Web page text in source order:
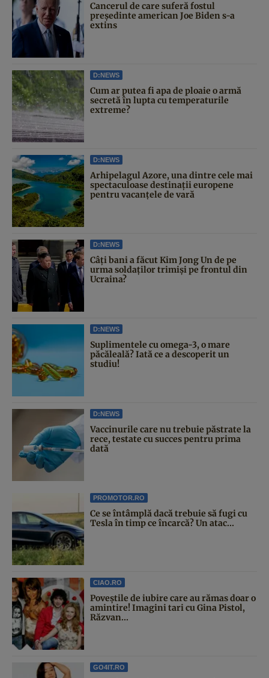
Cancerul de care suferă fostul
președinte american Joe Biden s-a
extins
D:NEWS
Cum ar putea fi apa de ploaie o armă
secretă în lupta cu temperaturile
extreme?
D:NEWS
Arhipelagul Azore, una dintre cele mai
spectaculoase destinații europene
pentru vacanțele de vară
D:NEWS
Câți bani a făcut Kim Jong Un de pe
urma soldaților trimiși pe frontul din
Ucraina?
D:NEWS
Suplimentele cu omega-3, o mare
păcăleală? Iată ce a descoperit un
studiu!
D:NEWS
Vaccinurile care nu trebuie păstrate la
rece, testate cu succes pentru prima
dată
PROMOTOR.RO
Ce se întâmplă dacă trebuie să fugi cu
Tesla în timp ce încarcă? Un atac...
CIAO.RO
Poveştile de iubire care au rămas doar o
amintire! Imagini tari cu Gina Pistol,
Răzvan...
GO4IT.RO